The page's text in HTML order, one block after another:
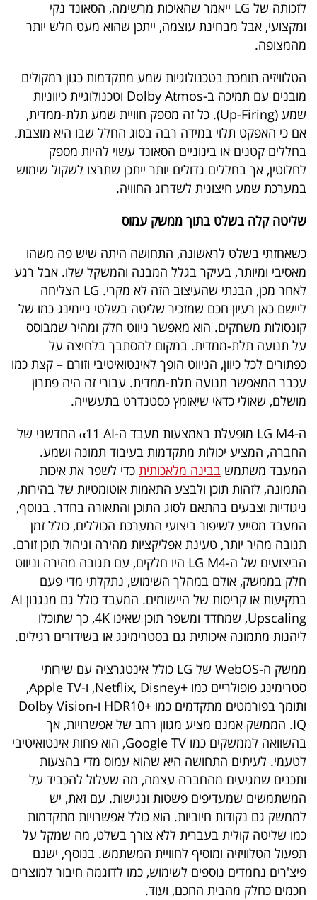
לזכותה של LG ייאמר שהאיכות מרשימה, הסאונד נקי
ומקצועי, אבל מבחינת עוצמה, ייתכן שהוא מעט חלש יותר
מהמצופה.
הטלוויזיה תומכת בטכנולוגיות שמע מתקדמות כגון רמקולים
מובנים עם תמיכה ב-Dolby Atmos וטכנולוגיית כיווניות
שמע (Up-Firing). כל זה מספק חוויית שמע תלת-ממדית,
אם כי האפקט תלוי במידה רבה בסוג החלל שבו היא מוצבת.
בחללים קטנים או בינוניים הסאונד עשוי להיות מספק
לחלוטין, אך בחללים גדולים יותר ייתכן שתרצו לשקול שימוש
במערכת שמע חיצונית לשדרוג החוויה.
שליטה קלה בשלט בתוך ממשק עמוס
כשאחזתי בשלט לראשונה, התחושה היתה שיש פה משהו
מאסיבי ומיותר, בעיקר בגלל המבנה והמשקל שלו. אבל רגע
לאחר מכן, הבנתי שהעיצוב הזה לא מקרי. LG הצליחה
ליישם כאן רעיון חכם שמזכיר שליטה בשלטי גיימינג כמו של
קונסולות משחקים. הוא מאפשר ניווט חלק ומהיר שמבוסס
על תנועה תלת-ממדית. במקום להסתבך בלחיצה על
כפתורים לכל כיוון, הניווט הופך לאינטואיטיבי וזורם – קצת כמו
עכבר המאפשר תנועה תלת-ממדית. עבורי זה היה פתרון
מושלם, שאולי כדאי שיאומץ כסטנדרט בתעשייה.
ה-LG M4 מופעלת באמצעות מעבד ה-α11 AI החדשני של
החברה, המציע יכולות מתקדמות בעיבוד תמונה ושמע.
המעבד משתמש בבינה מלאכותית כדי לשפר את איכות
התמונה, לזהות תוכן ולבצע התאמות אוטומטיות של בהירות,
ניגודיות וצבעים בהתאם לסוג התוכן והתאורה בחדר. בנוסף,
המעבד מסייע לשיפור ביצועי המערכת הכוללים, כולל זמן
תגובה מהיר יותר, טעינת אפליקציות מהירה וניהול תוכן זורם.
הביצועים של ה-LG M4 היו חלקים, עם תגובה מהירה וניווט
חלק בממשק, אולם במהלך השימוש, נתקלתי מדי פעם
בתקיעות או קריסות של היישומים. המעבד כולל גם מנגנון AI
Upscaling, שמחדד ומשפר תוכן שאינו 4K, כך שתוכלו
ליהנות מתמונה איכותית גם בסטרימינג או בשידורים רגילים.
ממשק ה-WebOS של LG כולל אינטגרציה עם שירותי
סטרימינג פופולריים כמו +Netflix, Disney, ו-Apple TV,
ותומך בפורמטים מתקדמים כמו +HDR10 ו-Dolby Vision
IQ. הממשק אמנם מציע מגוון רחב של אפשרויות, אך
בהשוואה לממשקים כמו Google TV, הוא פחות אינטואיטיבי
לטעמי. לעיתים התחושה היא שהוא עמוס מדי בהצעות
ותכנים שמגיעים מהחברה עצמה, מה שעלול להכביד על
המשתמשים שמעדיפים פשטות ונגישות. עם זאת, יש
לממשק גם נקודות חיוביות. הוא כולל אפשרויות מתקדמות
כמו שליטה קולית בעברית ללא צורך בשלט, מה שמקל על
תפעול הטלוויזיה ומוסיף לחוויית המשתמש. בנוסף, ישנם
פיצ'רים נחמדים נוספים לשימוש, כמו לדוגמה חיבור למוצרים
חכמים כחלק מהבית החכם, ועוד.